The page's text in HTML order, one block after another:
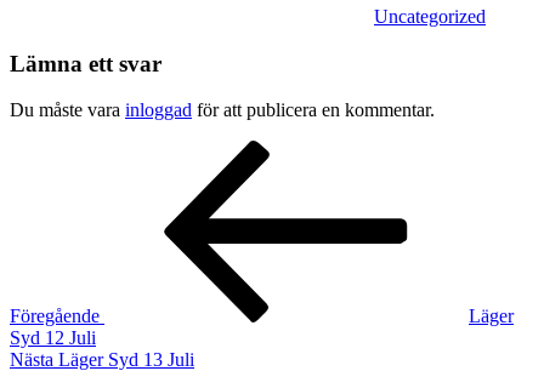
Uncategorized
Lämna ett svar
Du måste vara inloggad för att publicera en kommentar.
Inläggsnavigering
Föregående
Läger
Syd 12 Juli
Nästa
Nästa Läger Syd 13 Juli